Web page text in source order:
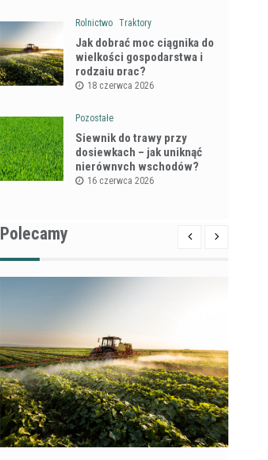
Rolnictwo Traktory
Jak dobrać moc ciągnika do
wielkości gospodarstwa i
rodzaju prac?
18 czerwca 2026
Pozostałe
Siewnik do trawy przy
dosiewkach – jak uniknąć
nierównych wschodów?
16 czerwca 2026
Polecamy